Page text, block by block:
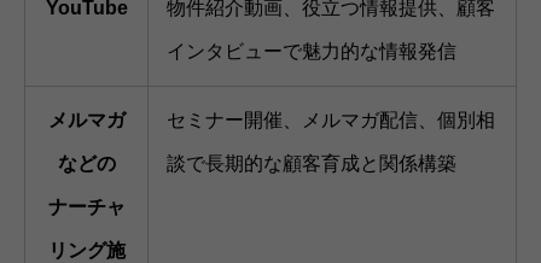
YouTube 物件紹介動画、役立つ情報提供、顧客
インタビューで魅力的な情報発信
メルマガ
などの
ナーチャ
リング施
セミナー開催、メルマガ配信、個別相
談で長期的な顧客育成と関係構築